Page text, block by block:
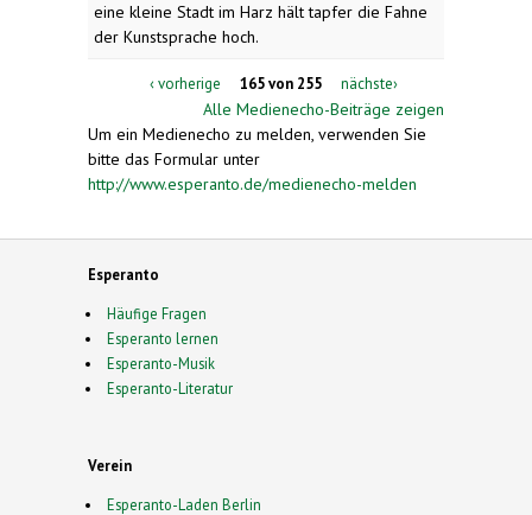
eine kleine Stadt im Harz hält tapfer die Fahne
der Kunstsprache hoch.
‹ vorherige 165 von 255 nächste›
Alle Medienecho-Beiträge zeigen
Um ein Medienecho zu melden, verwenden Sie
bitte das Formular unter
http://www.esperanto.de/medienecho-melden
Esperanto
Häufige Fragen
Esperanto lernen
Esperanto-Musik
Esperanto-Literatur
Verein
Esperanto-Laden Berlin